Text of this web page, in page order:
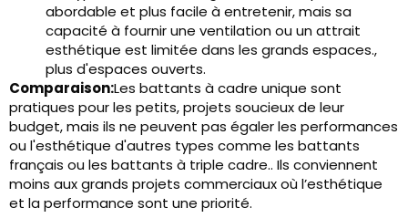
abordable et plus facile à entretenir, mais sa
capacité à fournir une ventilation ou un attrait
esthétique est limitée dans les grands espaces.,
plus d'espaces ouverts.
Comparaison:Les battants à cadre unique sont
pratiques pour les petits, projets soucieux de leur
budget, mais ils ne peuvent pas égaler les performances
ou l'esthétique d'autres types comme les battants
français ou les battants à triple cadre.. Ils conviennent
moins aux grands projets commerciaux où l’esthétique
et la performance sont une priorité.